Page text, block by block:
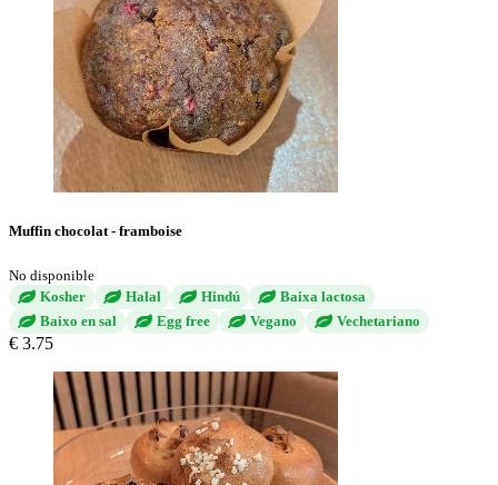
Muffin chocolat - framboise
No disponible
Kosher
Halal Hindú
Baixa lactosa
Baixo en sal
Egg free Vegano Vechetariano
€ 3.75